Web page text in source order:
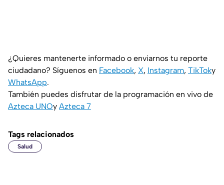
¿Quieres mantenerte informado o enviarnos tu reporte
ciudadano? Síguenos en Facebook, X, Instagram, TikToky
WhatsApp.
También puedes disfrutar de la programación en vivo de
Azteca UNOy Azteca 7
Tags relacionados
Salud